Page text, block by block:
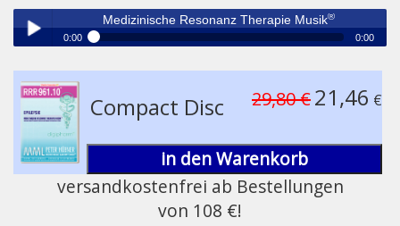
Play /
Medizinische Resonanz Therapie Musik®
0:00 0:00
Compact Disc 29,80 €21,46 €
in den Warenkorb
versandkostenfrei ab Bestellungen
von 108 €!